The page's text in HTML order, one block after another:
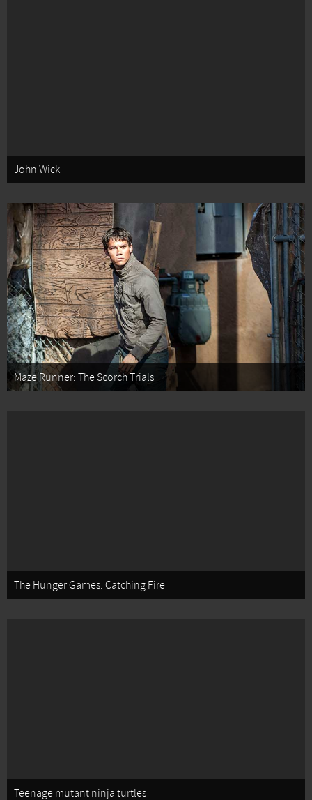
John Wick
Maze Runner: The Scorch Trials
The Hunger Games: Catching Fire
Teenage mutant ninja turtles